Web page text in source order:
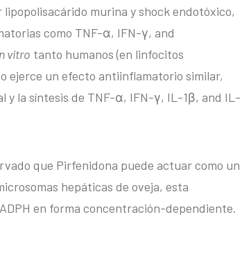
murina y shock endotóxico,
como TNF-α, IFN-γ, and
vitro tanto humanos (en linfocitos
ejerce un efecto antiinflamatorio similar,
y la síntesis de TNF-α, IFN-γ, IL-1β, and IL-
que Pirfenidona puede actuar como un
hepáticas de oveja, esta
en forma concentración-dependiente.